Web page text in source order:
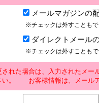
メールマガジンの
※チェックは外すことも
ダイレクトメール
※チェックは外すことも
された場合は、入力されたメ
い。 お客様情報は、メール